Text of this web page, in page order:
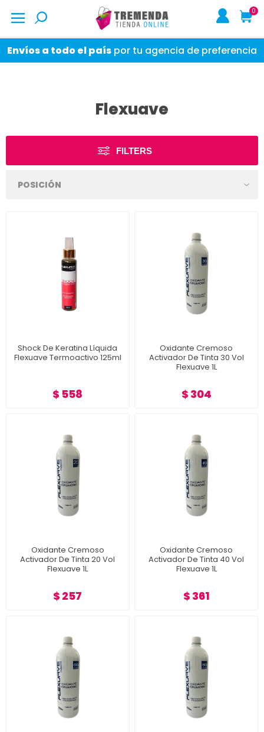
0
Envíos a todo el país por tu agencia de preferencia
Flexuave
FILTERS
Shock De Keratina Líquida
Flexuave Termoactivo 125ml
$ 558
Oxidante Cremoso
Activador De Tinta 30 Vol
Flexuave 1L
$ 304
Oxidante Cremoso
Activador De Tinta 20 Vol
Flexuave 1L
$ 257
Oxidante Cremoso
Activador De Tinta 40 Vol
Flexuave 1L
$ 361